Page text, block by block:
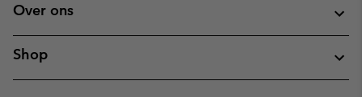
Over ons
Shop